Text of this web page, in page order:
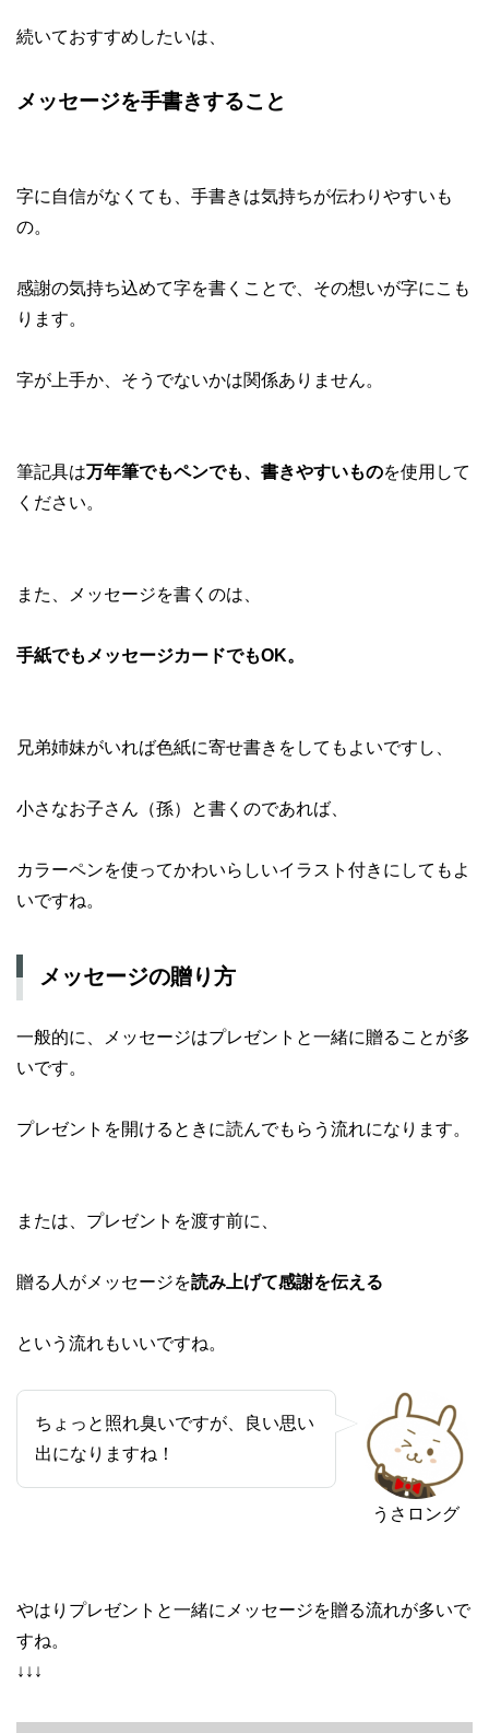
続いておすすめしたいは、
メッセージを手書きすること
字に自信がなくても、手書きは気持ちが伝わりやすいも
の。
感謝の気持ち込めて字を書くことで、その想いが字にこも
ります。
字が上手か、そうでないかは関係ありません。
筆記具は万年筆でもペンでも、書きやすいものを使用して
ください。
また、メッセージを書くのは、
手紙でもメッセージカードでもOK。
兄弟姉妹がいれば色紙に寄せ書きをしてもよいですし、
小さなお子さん（孫）と書くのであれば、
カラーペンを使ってかわいらしいイラスト付きにしてもよ
いですね。
メッセージの贈り方
一般的に、メッセージはプレゼントと一緒に贈ることが多
いです。
プレゼントを開けるときに読んでもらう流れになります。
または、プレゼントを渡す前に、
贈る人がメッセージを読み上げて感謝を伝える
という流れもいいですね。
うさロング
ちょっと照れ臭いですが、良い思い
出になりますね！
やはりプレゼントと一緒にメッセージを贈る流れが多いで
すね。
↓↓↓